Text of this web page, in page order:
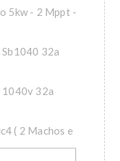
5kw - 2 Mppt -
32a
1040v 32a
( 2 Machos e